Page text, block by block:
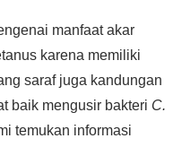
manfaat akar
karena memiliki
saraf juga kandungan
baik mengusir bakteri C.
temukan informasi